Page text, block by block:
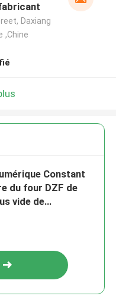
Daxiang
,Chine
Constant
du four DZF de
vide de